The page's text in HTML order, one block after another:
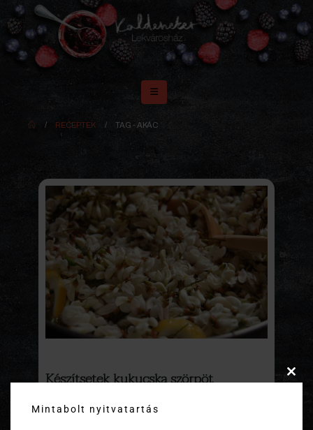
RECEPTEK TAG - AKÁC
Készítsetek kukucska szörpöt
Mintabolt nyitvatartás